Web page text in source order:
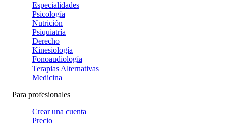
Especialidades
Psicología
Nutrición
Psiquiatría
Derecho
Kinesiología
Fonoaudiología
Terapias Alternativas
Medicina
Para profesionales
Crear una cuenta
Precio